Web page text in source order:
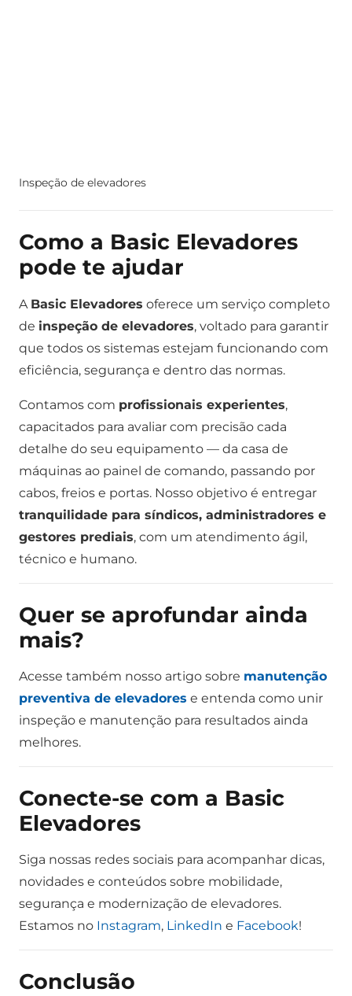
Inspeção de elevadores
Como a Basic Elevadores
pode te ajudar
A Basic Elevadores oferece um serviço completo
de inspeção de elevadores, voltado para garantir
que todos os sistemas estejam funcionando com
eficiência, segurança e dentro das normas.
Contamos com profissionais experientes,
capacitados para avaliar com precisão cada
detalhe do seu equipamento — da casa de
máquinas ao painel de comando, passando por
cabos, freios e portas. Nosso objetivo é entregar
tranquilidade para síndicos, administradores e
gestores prediais, com um atendimento ágil,
técnico e humano.
Quer se aprofundar ainda
mais?
Acesse também nosso artigo sobre manutenção
preventiva de elevadores e entenda como unir
inspeção e manutenção para resultados ainda
melhores.
Conecte-se com a Basic
Elevadores
Siga nossas redes sociais para acompanhar dicas,
novidades e conteúdos sobre mobilidade,
segurança e modernização de elevadores.
Estamos no Instagram, LinkedIn e Facebook!
Conclusão